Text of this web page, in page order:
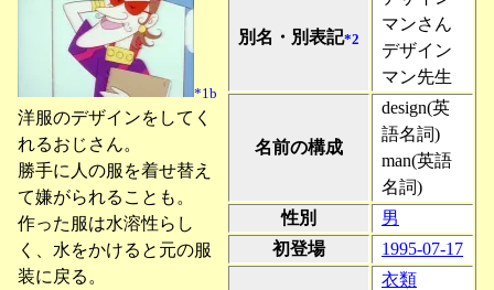
別名・別表記*2
マンさん
デザイン
マン先生
名前の構成
design(英
語名詞)
man(英語
名詞)
性別
男
初登場
1995-07-17
衣類
*1b
洋服のデザインをしてく
れるおじさん。
勝手に人の服を着せ替え
て嫌がられることも。
作った服は水溶性らし
く、水をかけると元の服
装に戻る。